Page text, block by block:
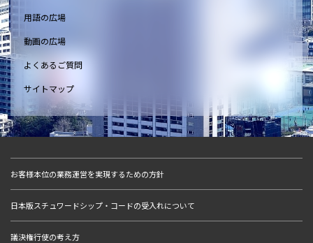
用語の広場
動画の広場
よくあるご質問
サイトマップ
お客様本位の業務運営を実現するための方針
日本版スチュワードシップ・コードの受入れについて
議決権行使の考え方